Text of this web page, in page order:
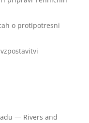
o protipotresni
— Rivers and